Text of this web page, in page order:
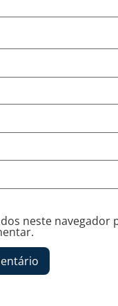
neste navegador